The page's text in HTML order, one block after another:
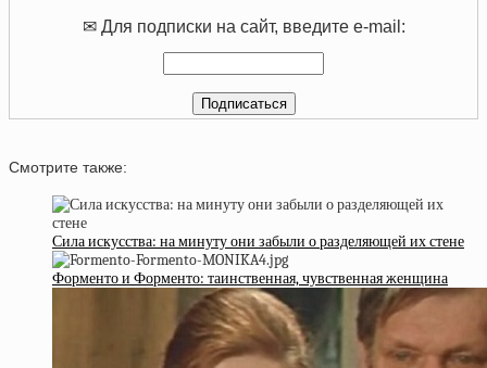
✉ Для подписки на сайт, введите e-mail:
Смотрите также:
Сила искусства: на минуту они забыли о разделяющей их стене
Форменто и Форменто: таинственная, чувственная женщина